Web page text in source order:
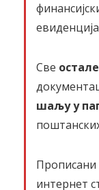
Све
шаљу у
Прописани
интернет